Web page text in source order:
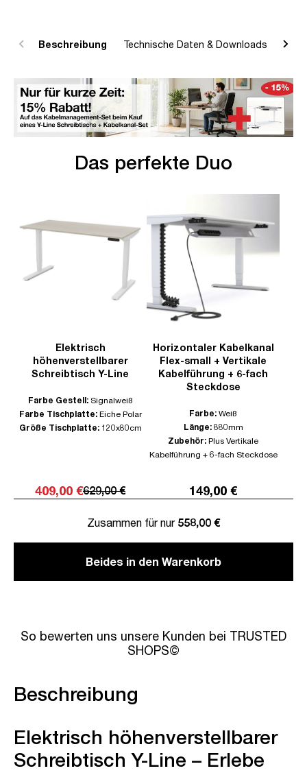
Beschreibung Technische Daten & Downloads
Das perfekte Duo
Elektrisch
höhenverstellbarer
Schreibtisch Y-Line
Farbe Gestell: Signalweiß
Farbe Tischplatte: Eiche Polar
Größe Tischplatte: 120x80cm
409,00 €629,00 €
Horizontaler Kabelkanal
Flex-small + Vertikale
Kabelführung + 6-fach
Steckdose
Farbe: Weiß
Länge: 880mm
Zubehör: Plus Vertikale
Kabelführung + 6-fach Steckdose
149,00 €
Zusammen für nur 558,00 €
Beides in den Warenkorb
So bewerten uns unsere Kunden bei TRUSTED
SHOPS©
Beschreibung
Elektrisch höhenverstellbarer
Schreibtisch Y-Line – Erlebe